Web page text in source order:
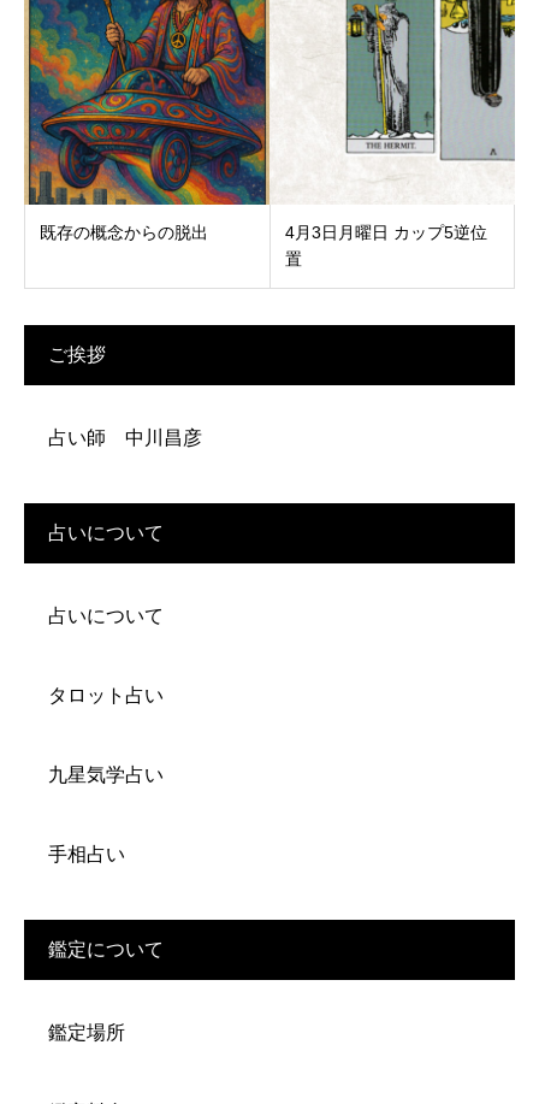
既存の概念からの脱出
4月3日月曜日 カップ5逆位
置
ご挨拶
占い師 中川昌彦
占いについて
占いについて
タロット占い
九星気学占い
手相占い
鑑定について
鑑定場所